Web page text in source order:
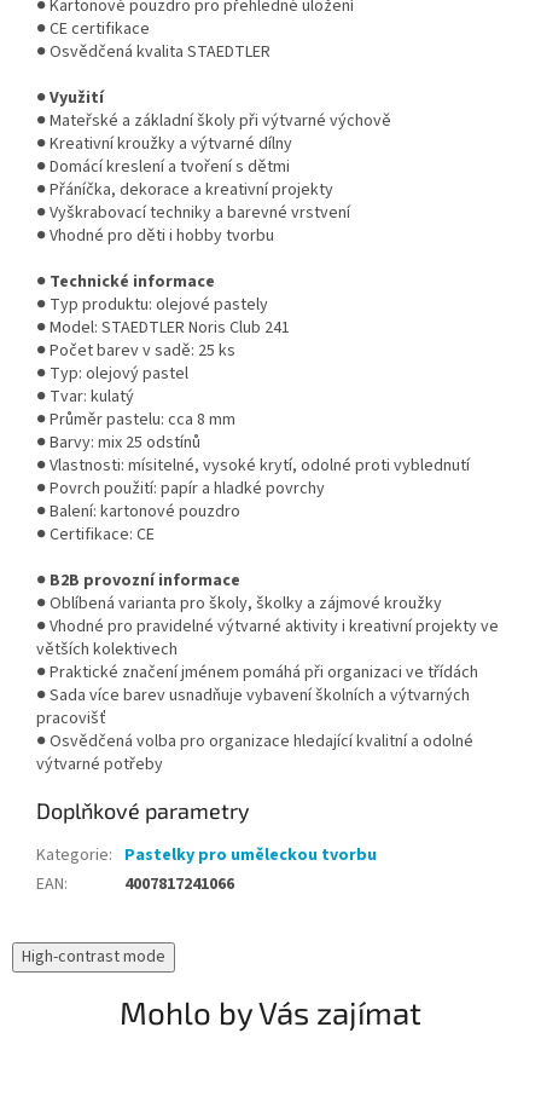
● Kartonové pouzdro pro přehledné uložení
● CE certifikace
● Osvědčená kvalita STAEDTLER
●Využití
● Mateřské a základní školy při výtvarné výchově
● Kreativní kroužky a výtvarné dílny
● Domácí kreslení a tvoření s dětmi
● Přáníčka, dekorace a kreativní projekty
● Vyškrabovací techniky a barevné vrstvení
● Vhodné pro děti i hobby tvorbu
● Technické informace
● Typ produktu: olejové pastely
● Model: STAEDTLER Noris Club 241
● Počet barev v sadě: 25 ks
● Typ: olejový pastel
● Tvar: kulatý
● Průměr pastelu: cca 8 mm
● Barvy: mix 25 odstínů
● Vlastnosti: mísitelné, vysoké krytí, odolné proti vyblednutí
● Povrch použití: papír a hladké povrchy
● Balení: kartonové pouzdro
● Certifikace: CE
● B2B provozní informace
● Oblíbená varianta pro školy, školky a zájmové kroužky
● Vhodné pro pravidelné výtvarné aktivity i kreativní projekty ve
větších kolektivech
● Praktické značení jménem pomáhá při organizaci ve třídách
● Sada více barev usnadňuje vybavení školních a výtvarných
pracovišť
● Osvědčená volba pro organizace hledající kvalitní a odolné
výtvarné potřeby
Doplňkové parametry
Kategorie: Pastelky pro uměleckou tvorbu
EAN: 4007817241066
High-contrast mode
Mohlo by Vás zajímat